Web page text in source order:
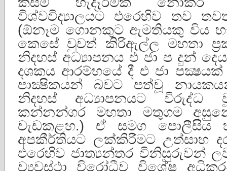
විශ්වවිද්‍යාලයට එරෙහිව තව
(ඕනෑම ගොනකුට ඇමතියකු විය
කෙසේ වුවත් කිරිඇල්ල මහතා
නිදහස් අධ්‍යාපනය එ ජා ප දුන්
දශකය ආරම්භයේ දී එ ජා
පාක්‍ෂිකයන් බවට පත්වූ
නිදහස් අධ්‍යාපනයට
කන්නන්ගර මහතා මතුගම
වැඩකළහ.) ඒ සමග පොලීසිය
අපකීර්තියට ලක්කිරීමට උත්සාහ
එරෙහිව ජාත්‍යන්තර විනිසුරුවන්
ව්‍යවස්ථා විරෝධීව විශේෂ